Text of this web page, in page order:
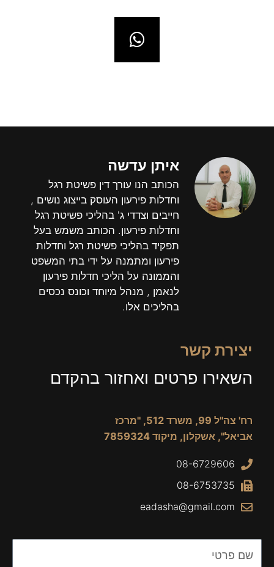
איתן עדשה
הכותב הנו עורך דין פשיטת רגל
וחדלות פירעון העוסק בייצוג נושים ,
חייבים וצדדי ג' בהליכי פשיטת רגל
וחדלות פירעון. הכותב משמש בעל
תפקיד בהליכי פשיטת רגל וחדלות
פירעון ומתמנה על ידי בתי המשפט
והממונה על הליכי חדלות פירעון
לנאמן , מנהל מיוחד וכונס נכסים
בהליכים אלו.
יצירת קשר
השאירו פרטים ואחזור בהקדם
רח' צה"ל 99, משרד 512, "מרכז
אביאל", אשקלון, מיקוד 7859324
08-6729606
08-6753735
eadasha@gmail.com